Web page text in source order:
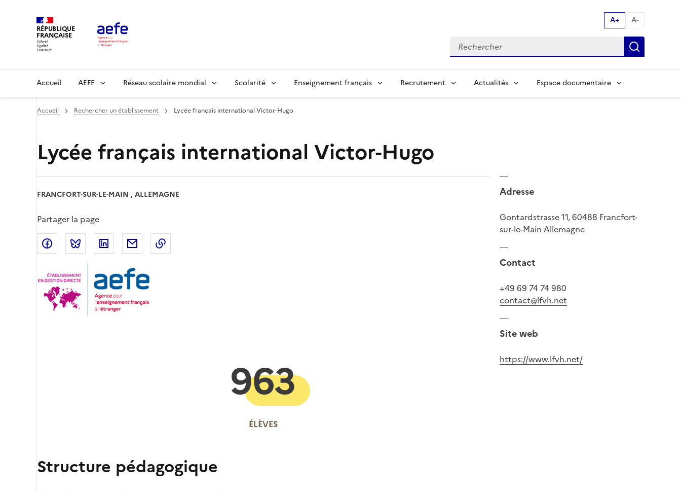
RÉPUBLIQUE
FRANÇAISE
A+ A-
Recherche par mot clés:
Main
navigation
Accueil AEFE Réseau scolaire mondial Scolarité Enseignement français Recrutement Actualités Espace documentaire
Accueil Rechercher un établissement Lycée français international Victor-Hugo
Lycée français international Victor-Hugo
FRANCFORT-SUR-LE-MAIN , ALLEMAGNE
Partager la page
Partager sur Facebook
Partager sur Bluesky
Partager sur LinkedIn
Partager par email
ÉLÈVES
963
Structure pédagogique
Adresse
Gontardstrasse 11, 60488 Francfort-
sur-le-Main Allemagne
Contact
+49 69 74 74 980
contact@lfvh.net
Site web
https://www.lfvh.net/